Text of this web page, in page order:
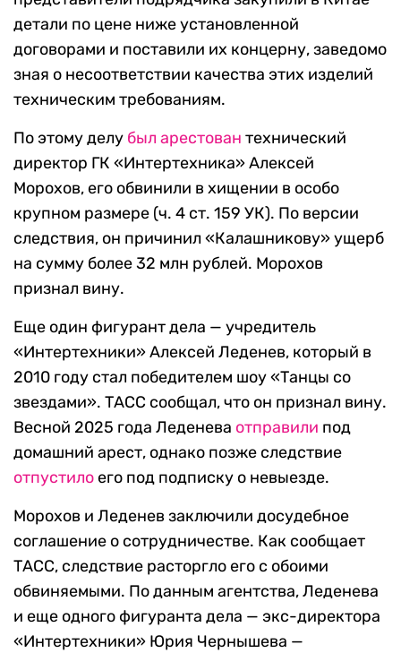
детали по цене ниже установленной
договорами и поставили их концерну, заведомо
зная о несоответствии качества этих изделий
техническим требованиям.
По этому делу был арестован технический
директор ГК «Интертехника» Алексей
Морохов, его обвинили в хищении в особо
крупном размере (ч. 4 ст. 159 УК). По версии
следствия, он причинил «Калашникову» ущерб
на сумму более 32 млн рублей. Морохов
признал вину.
Еще один фигурант дела — учредитель
«Интертехники» Алексей Леденев, который в
2010 году стал победителем шоу «Танцы со
звездами». ТАСС сообщал, что он признал вину.
Весной 2025 года Леденева отправили под
домашний арест, однако позже следствие
отпустилоего под подписку о невыезде.
Морохов и Леденев заключили досудебное
соглашение о сотрудничестве. Как сообщает
ТАСС, следствие расторгло его с обоими
обвиняемыми. По данным агентства, Леденева
и еще одного фигуранта дела — экс-директора
«Интертехники» Юрия Чернышева —